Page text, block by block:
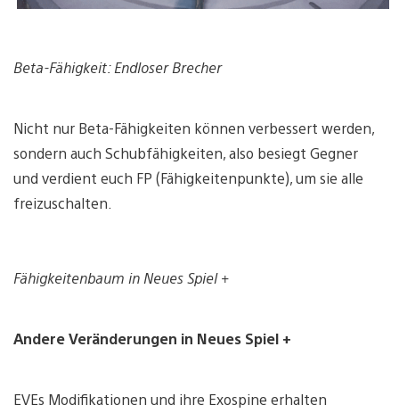
Beta-Fähigkeit: Endloser Brecher
Nicht nur Beta-Fähigkeiten können verbessert werden,
sondern auch Schubfähigkeiten, also besiegt Gegner
und verdient euch FP (Fähigkeitenpunkte), um sie alle
freizuschalten.
Fähigkeitenbaum in Neues Spiel +
Andere Veränderungen in Neues Spiel +
EVEs Modifikationen und ihre Exospine erhalten